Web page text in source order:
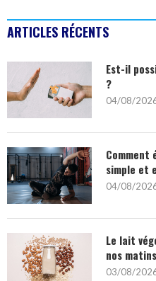
ARTICLES RÉCENTS
Est-il
?
04/08/
Comment
simple et
04/08/
Le lait
nos matins
03/08/